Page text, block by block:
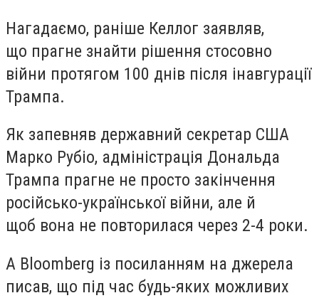
Нагадаємо, раніше Келлог заявляв,
що прагне знайти рішення стосовно
війни протягом 100 днів після інавгурації
Трампа.
Як запевняв державний секретар США
Марко Рубіо, адміністрація Дональда
Трампа прагне не просто закінчення
російсько-української війни, але й
щоб вона не повторилася через 2-4 роки.
А Bloomberg із посиланням на джерела
писав, що під час будь-яких можливих